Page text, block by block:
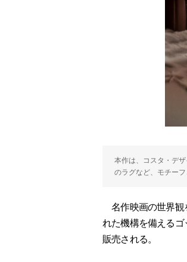
本作は、コスタ・デ
のラグなど、モチー
名作映画の世界観
れた機構を備える
販売される。